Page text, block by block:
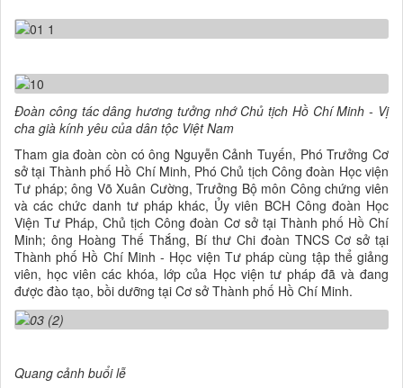
Đoàn công tác dâng hương tưởng nhớ Chủ tịch Hồ Chí Minh - Vị
cha già kính yêu của dân tộc Việt Nam
Tham gia đoàn còn có ông Nguyễn Cảnh Tuyến, Phó Trưởng Cơ
sở tại Thành phố Hồ Chí Minh, Phó Chủ tịch Công đoàn Học viện
Tư pháp; ông Võ Xuân Cường, Trưởng Bộ môn Công chứng viên
và các chức danh tư pháp khác, Ủy viên BCH Công đoàn Học
Viện Tư Pháp, Chủ tịch Công đoàn Cơ sở tại Thành phố Hồ Chí
Minh; ông Hoàng Thế Thắng, Bí thư Chi đoàn TNCS Cơ sở tại
Thành phố Hồ Chí Minh - Học viện Tư pháp cùng tập thể giảng
viên, học viên các khóa, lớp của Học viện tư pháp đã và đang
được đào tạo, bồi dưỡng tại Cơ sở Thành phố Hồ Chí Minh.
Quang cảnh buổi lễ